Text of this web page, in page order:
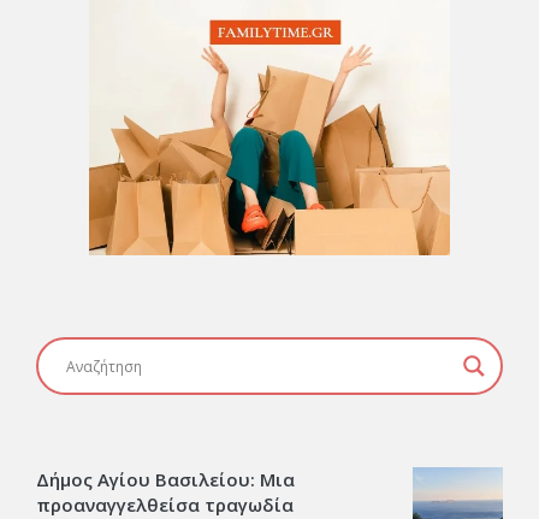
Δήμος Αγίου Βασιλείου: Μια
προαναγγελθείσα τραγωδία